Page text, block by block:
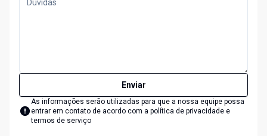
Enviar
As informações serão utilizadas para que a nossa equipe possa
entrar em contato de acordo com a política de privacidade e
termos de serviço